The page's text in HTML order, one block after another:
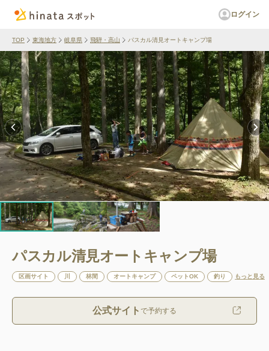
ログイン
TOP 東海地方 岐阜県 飛騨・高山 パスカル清見オートキャンプ場
パスカル清見オートキャンプ場
区画サイト 林間 オートキャンプ ペットOK 釣り もっと見る
公式サイト で予約する